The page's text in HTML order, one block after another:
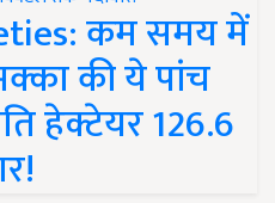
कम समय में
की ये पांच
हेक्टेयर 126.6